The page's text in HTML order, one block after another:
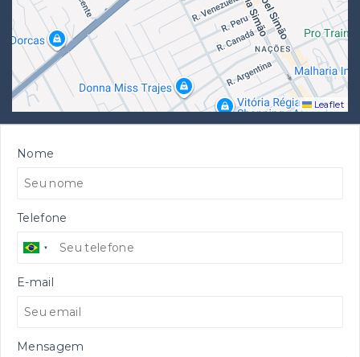
Leaflet
Nome
Telefone
E-mail
Mensagem